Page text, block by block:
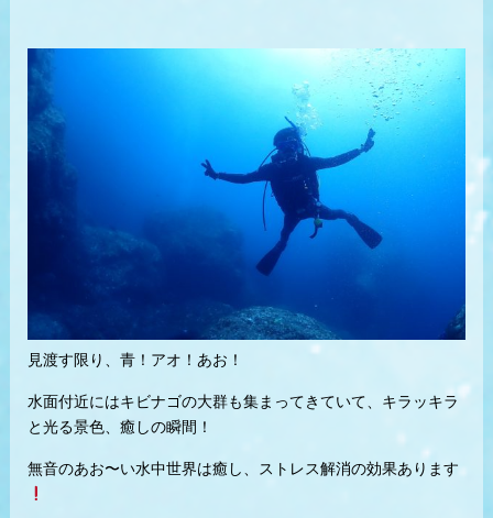
見渡す限り、青！アオ！あお！
水面付近にはキビナゴの大群も集まってきていて、キラッキラ
と光る景色、癒しの瞬間！
無音のあお〜い水中世界は癒し、ストレス解消の効果あります